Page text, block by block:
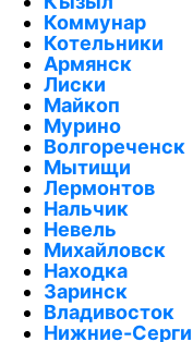
Коммунар
Котельники
Армянск
Лиски
Майкоп
Мурино
Волгореченск
Мытищи
Лермонтов
Нальчик
Невель
Михайловск
Находка
Заринск
Владивосток
Нижние-Серги